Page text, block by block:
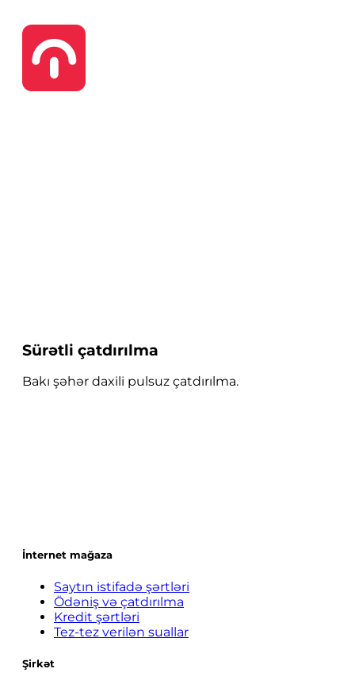
Sürətli çatdırılma
Bakı şəhər daxili pulsuz çatdırılma.
İnternet mağaza
Saytın istifadə şərtləri
Ödəniş və çatdırılma
Kredit şərtləri
Tez-tez verilən suallar
Şirkət